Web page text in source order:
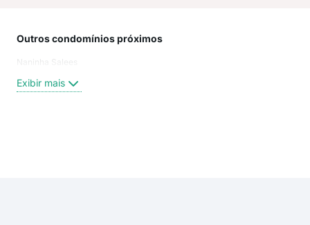
Outros condomínios próximos
Naninha Salees
Exibir mais